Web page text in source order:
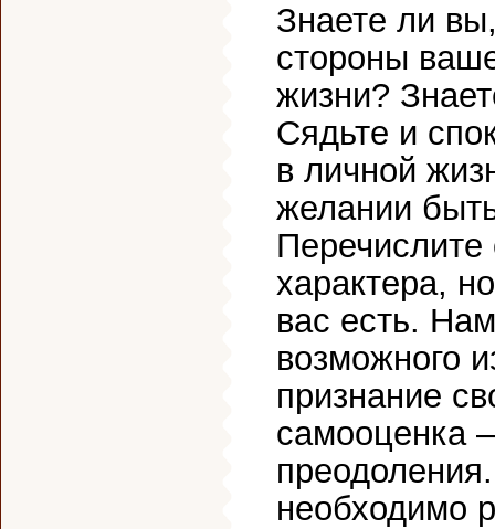
Знаете ли
стороны
жизни?
Сядьте и
в личной
желании
характера,
вас есть.
возможного
признание
самооценка
необходимо